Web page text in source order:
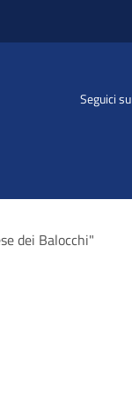
Seguici su
dei Balocchi"